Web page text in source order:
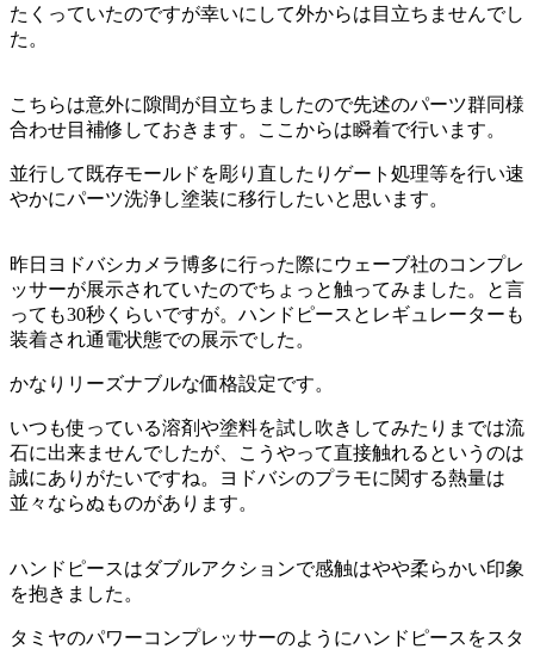
たくっていたのですが幸いにして外からは目立ちませんでし
た。
こちらは意外に隙間が目立ちましたので先述のパーツ群同様
合わせ目補修しておきます。ここからは瞬着で行います。
並行して既存モールドを彫り直したりゲート処理等を行い速
やかにパーツ洗浄し塗装に移行したいと思います。
昨日ヨドバシカメラ博多に行った際にウェーブ社のコンプレ
ッサーが展示されていたのでちょっと触ってみました。と言
っても30秒くらいですが。ハンドピースとレギュレーターも
装着され通電状態での展示でした。
かなりリーズナブルな価格設定です。
いつも使っている溶剤や塗料を試し吹きしてみたりまでは流
石に出来ませんでしたが、こうやって直接触れるというのは
誠にありがたいですね。ヨドバシのプラモに関する熱量は
並々ならぬものがあります。
ハンドピースはダブルアクションで感触はやや柔らかい印象
を抱きました。
タミヤのパワーコンプレッサーのようにハンドピースをスタ